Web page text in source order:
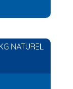
NATUREL